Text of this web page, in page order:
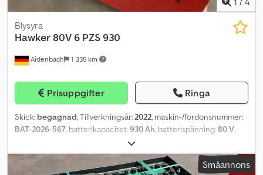
Aidenbach 1 335 km
Blysyra
Hawker80V 6 PZS 930
Prisuppgifter Ringa
Skick: begagnad, Tillverkningsår: 2022, maskin-/fordonsnummer:
BAT-2026-567 , batterikapacitet:930 Ah , batterispänning:80 V
motortyp: odefinierad, tillverkare: Hawker Dcsdsyulr Hopfx Afnjk
Småannons